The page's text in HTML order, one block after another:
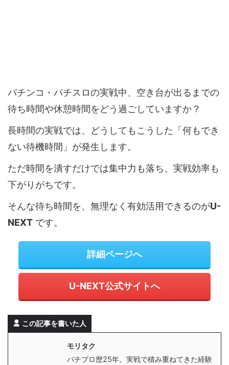
パチンコ・パチスロの実戦中、空き台が出るまでの
待ち時間や休憩時間をどう過ごしていますか？
長時間の実戦では、どうしてもこうした「何もでき
ない待機時間」が発生します。
ただ時間を潰すだけでは集中力も落ち、実戦効率も
下がりがちです。
そんな待ち時間を、無理なく有効活用できるのがU-
NEXT です。
詳細ページへ
U-NEXT公式サイトへ
この記事を書いた人
モリタク
パチプロ歴25年。実戦で積み重ねてきた経験